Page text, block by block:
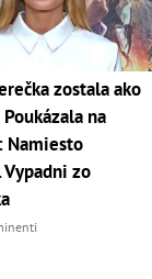
zostala ako
na
Namiesto
Vypadni zo